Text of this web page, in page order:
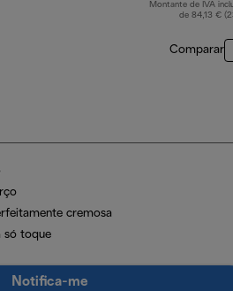
Montante de IVA
de 84,13 €
Comparar
cremosa
só toque
Notifica-me